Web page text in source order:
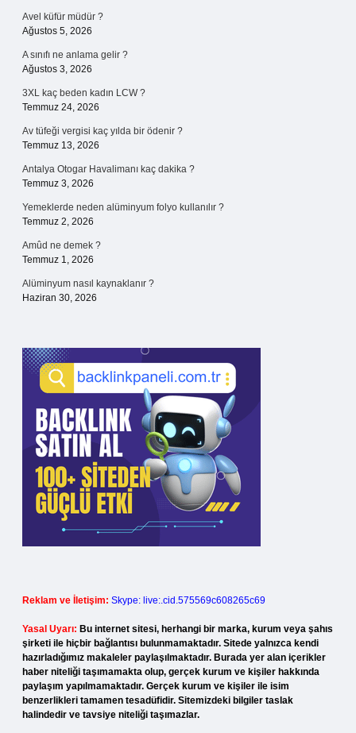
Avel küfür müdür ?
Ağustos 5, 2026
A sınıfı ne anlama gelir ?
Ağustos 3, 2026
3XL kaç beden kadın LCW ?
Temmuz 24, 2026
Av tüfeği vergisi kaç yılda bir ödenir ?
Temmuz 13, 2026
Antalya Otogar Havalimanı kaç dakika ?
Temmuz 3, 2026
Yemeklerde neden alüminyum folyo kullanılır ?
Temmuz 2, 2026
Amûd ne demek ?
Temmuz 1, 2026
Alüminyum nasıl kaynaklanır ?
Haziran 30, 2026
Reklam ve İletişim: Skype: live:.cid.575569c608265c69
Yasal Uyarı: Bu internet sitesi, herhangi bir marka, kurum veya şahıs
şirketi ile hiçbir bağlantısı bulunmamaktadır. Sitede yalnızca kendi
hazırladığımız makaleler paylaşılmaktadır. Burada yer alan içerikler
haber niteliği taşımamakta olup, gerçek kurum ve kişiler hakkında
paylaşım yapılmamaktadır. Gerçek kurum ve kişiler ile isim
benzerlikleri tamamen tesadüfidir. Sitemizdeki bilgiler taslak
halindedir ve tavsiye niteliği taşımazlar.